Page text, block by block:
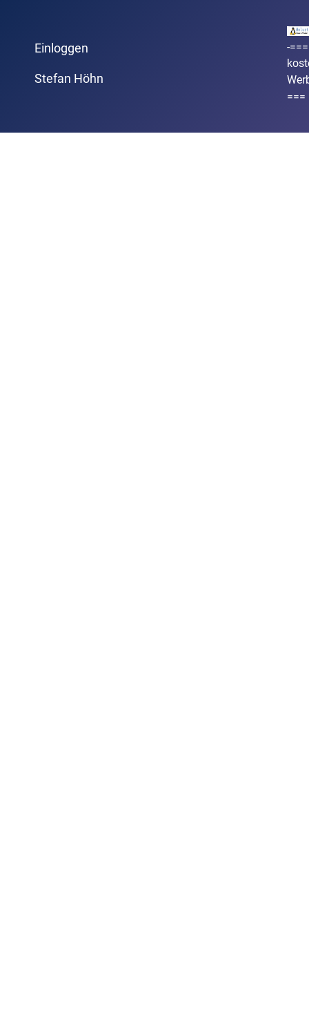
Einloggen
Stefan Höhn
-===
===